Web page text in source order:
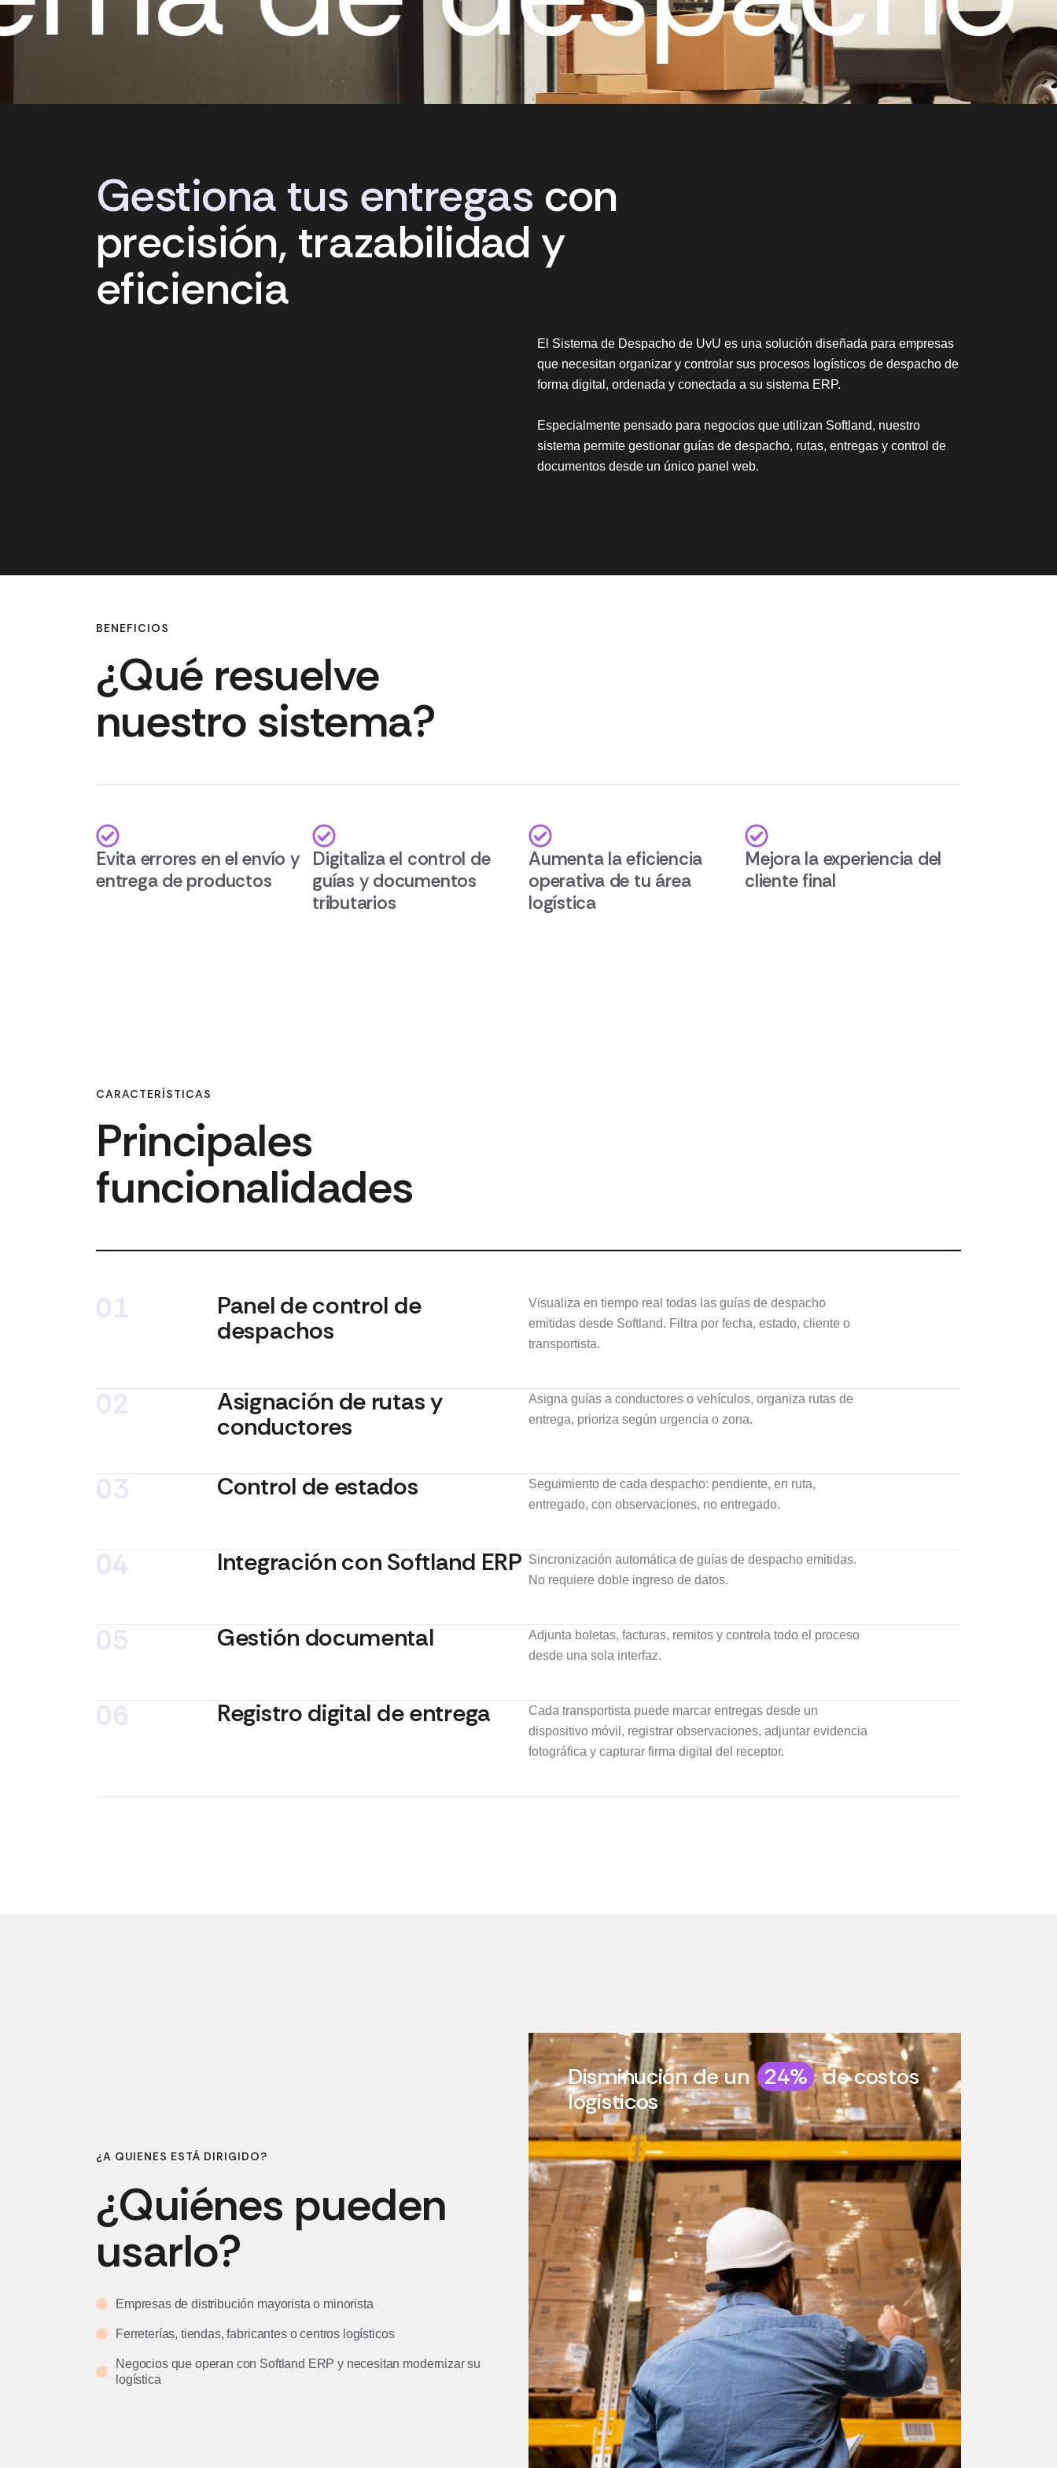
Gestiona tus entregas con
precisión, trazabilidad y
eficiencia
El Sistema de Despacho de UvU es una solución diseñada para empresas
que necesitan organizar y controlar sus procesos logísticos de despacho de
forma digital, ordenada y conectada a su sistema ERP.
Especialmente pensado para negocios que utilizan Softland, nuestro
sistema permite gestionar guías de despacho, rutas, entregas y control de
documentos desde un único panel web.
BENEFICIOS
¿Qué resuelve
nuestro sistema?
Evita errores en el envío y
entrega de productos
Digitaliza el control de
guías y documentos
tributarios
Aumenta la eficiencia
operativa de tu área
logística
Mejora la experiencia del
cliente final
CARACTERÍSTICAS
Principales
funcionalidades
01
Panel de control de
despachos
Visualiza en tiempo real todas las guías de despacho
emitidas desde Softland. Filtra por fecha, estado, cliente o
transportista.
02
Asignación de rutas y
conductores
Asigna guías a conductores o vehículos, organiza rutas de
entrega, prioriza según urgencia o zona.
03 Control de estados
Seguimiento de cada despacho: pendiente, en ruta,
entregado, con observaciones, no entregado.
04 Integración con Softland ERP Sincronización automática de guías de despacho emitidas.
No requiere doble ingreso de datos.
05 Gestión documental
Adjunta boletas, facturas, remitos y controla todo el proceso
desde una sola interfaz.
06 Registro digital de entrega
Cada transportista puede marcar entregas desde un
dispositivo móvil, registrar observaciones, adjuntar evidencia
fotográfica y capturar firma digital del receptor.
¿A QUIENES ESTÁ DIRIGIDO?
¿Quiénes pueden
usarlo?
Empresas de distribución mayorista o minorista
Ferreterías, tiendas, fabricantes o centros logísticos
Negocios que operan con Softland ERP y necesitan modernizar su
logística
Disminución de un 24% de costos
logisticos